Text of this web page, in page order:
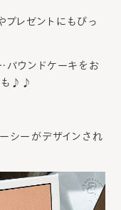
レゼントにもぴっ
ウンドケーキをお
も♪♪
シーがデザインされ